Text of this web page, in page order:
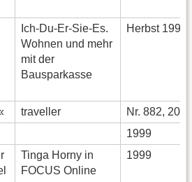
Ich-Du-Er-Sie-Es.
Wohnen und mehr
mit der
Bausparkasse
Herbst 1998
traveller
Nr. 882,
1999
Tinga Horny in
FOCUS Online
1999